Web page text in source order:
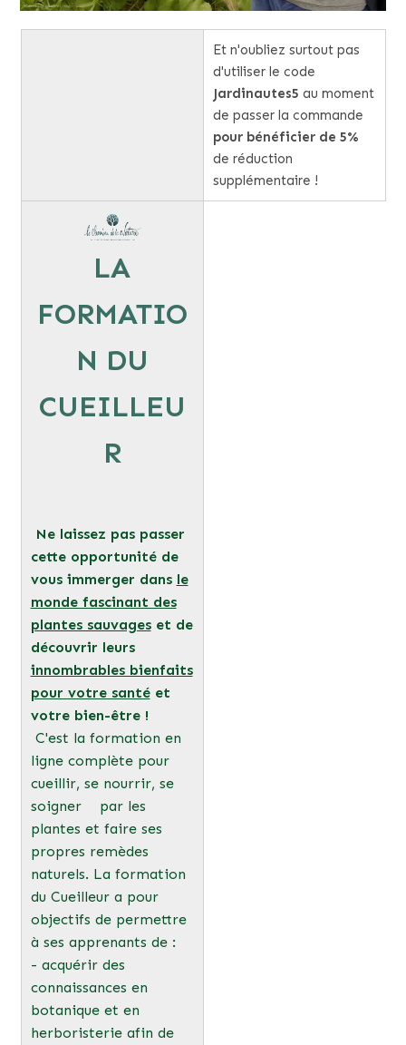
Et n'oubliez surtout pas
d'utiliser le code
Jardinautes5 au moment
de passer la commande
pour bénéficier de 5%
de réduction
supplémentaire !
LA
FORMATIO
N DU
CUEILLEU
R
Ne laissez pas passer
cette opportunité de
vous immerger dans le
monde fascinant des
plantes sauvageset de
découvrir leurs
innombrables bienfaits
pour votre santéet
votre bien-être !
C'est la formation en
ligne complète pour
cueillir, se nourrir, se
soigner par les
plantes et faire ses
propres remèdes
naturels. La formation
du Cueilleur a pour
objectifs de permettre
à ses apprenants de :
- acquérir des
connaissances en
botanique et en
herboristerie afin de